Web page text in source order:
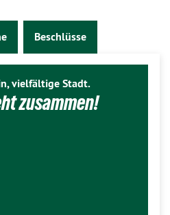
Beschlüsse
vielfältige Stadt.
zusammen!